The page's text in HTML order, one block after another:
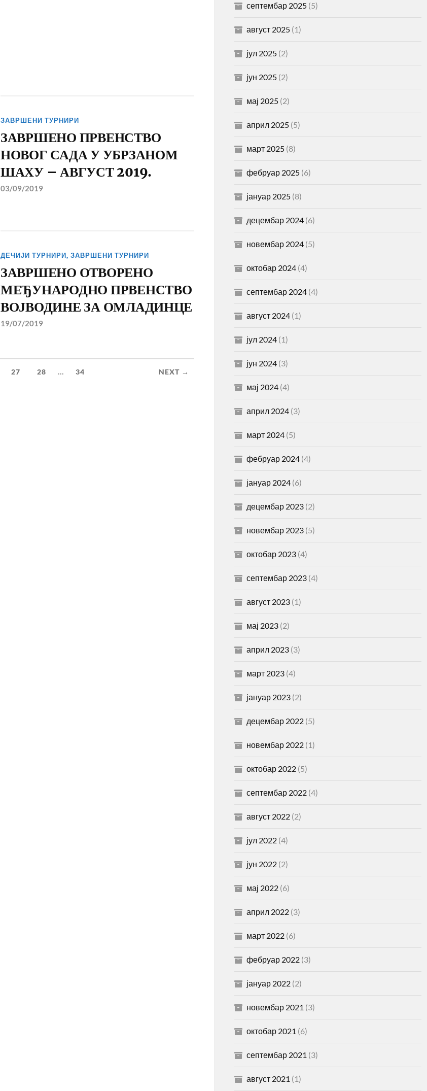
ЗАВРШЕНИ ТУРНИРИ
ЗАВРШЕНО ПРВЕНСТВО
НОВОГ САДА У УБРЗАНОМ
ШАХУ – АВГУСТ 2019.
03/09/2019
ДЕЧИЈИ ТУРНИРИ, ЗАВРШЕНИ ТУРНИРИ
ЗАВРШЕНО ОТВОРЕНО
МЕЂУНАРОДНО ПРВЕНСТВО
ВОЈВОДИНЕ ЗА ОМЛАДИНЦЕ
19/07/2019
27 28 ... 34 NEXT →
септембар 2025(5)
август 2025(1)
јул 2025(2)
јун 2025(2)
мај 2025(2)
април 2025(5)
март 2025(8)
фебруар 2025(6)
јануар 2025(8)
децембар 2024(6)
новембар 2024(5)
октобар 2024(4)
септембар 2024(4)
август 2024(1)
јул 2024(1)
јун 2024(3)
мај 2024(4)
април 2024(3)
март 2024(5)
фебруар 2024(4)
јануар 2024(6)
децембар 2023(2)
новембар 2023(5)
октобар 2023(4)
септембар 2023(4)
август 2023(1)
мај 2023(2)
април 2023(3)
март 2023(4)
јануар 2023(2)
децембар 2022(5)
новембар 2022(1)
октобар 2022(5)
септембар 2022(4)
август 2022(2)
јул 2022(4)
јун 2022(2)
мај 2022(6)
април 2022(3)
март 2022(6)
фебруар 2022(3)
јануар 2022(2)
новембар 2021 (3)
октобар 2021 (6)
септембар 2021 (3)
август 2021 (1)